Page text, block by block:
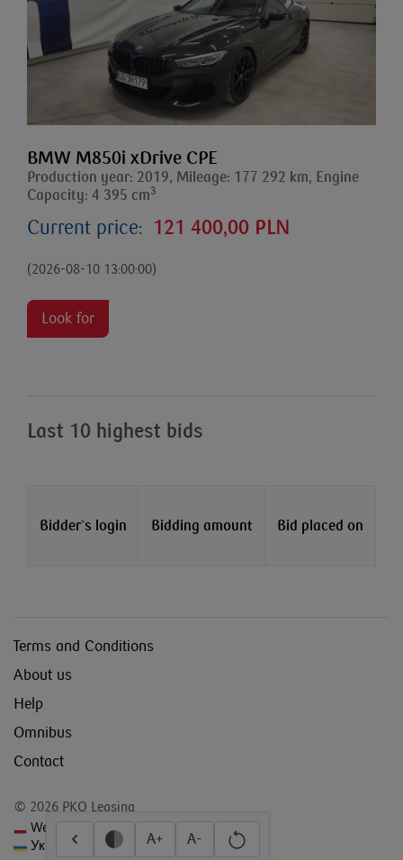
BMW M850i xDrive CPE
Production year: 2019, Mileage: 177 292 km, Engine
Capacity: 4 395 cm3
Current price: 121 400,00 PLN
(2026-08-10 13:00:00)
Look for
Last 10 highest bids
Bidder`s login Bidding amount Bid placed on
Terms and Conditions
About us
Help
Omnibus
Contact
© 2026 PKO Leasing
Wersja polska
Українська версія
A+ A-